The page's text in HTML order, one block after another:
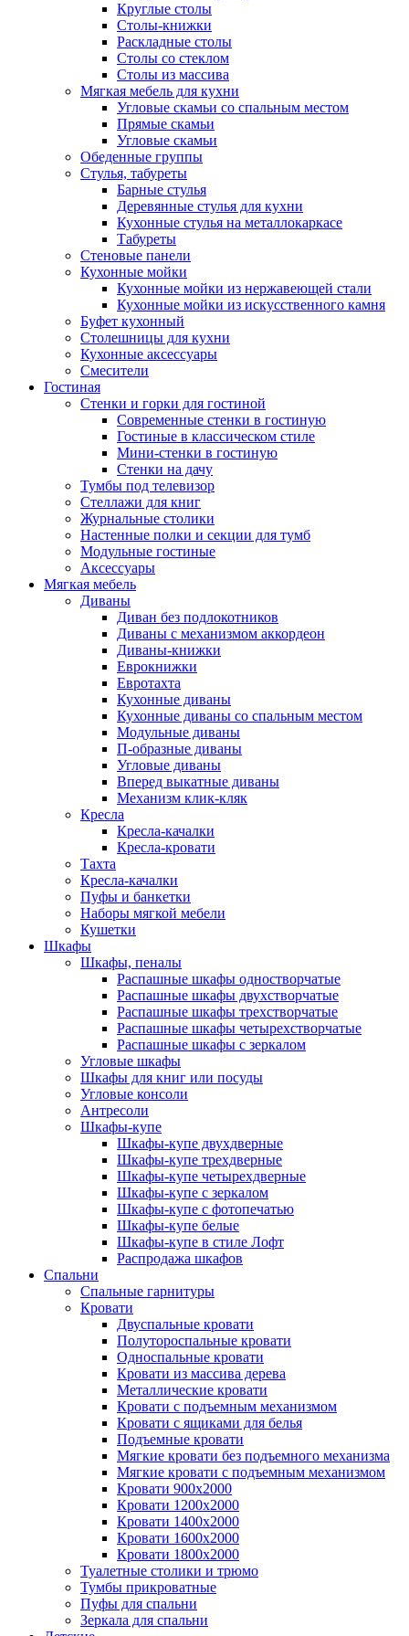
Круглые столы
Столы-книжки
Раскладные столы
Столы со стеклом
Столы из массива
Мягкая мебель для кухни
Угловые скамьи со спальным местом
Прямые скамьи
Угловые скамьи
Обеденные группы
Стулья, табуреты
Барные стулья
Деревянные стулья для кухни
Кухонные стулья на металлокаркасе
Табуреты
Стеновые панели
Кухонные мойки
Кухонные мойки из нержавеющей стали
Кухонные мойки из искусственного камня
Буфет кухонный
Столешницы для кухни
Кухонные аксессуары
Смесители
Гостиная
Стенки и горки для гостиной
Современные стенки в гостиную
Гостиные в классическом стиле
Мини-стенки в гостиную
Стенки на дачу
Тумбы под телевизор
Стеллажи для книг
Журнальные столики
Настенные полки и секции для тумб
Модульные гостиные
Аксессуары
Мягкая мебель
Диваны
Диван без подлокотников
Диваны с механизмом аккордеон
Диваны-книжки
Еврокнижки
Евротахта
Кухонные диваны
Кухонные диваны со спальным местом
Модульные диваны
П-образные диваны
Угловые диваны
Вперед выкатные диваны
Механизм клик-кляк
Кресла
Кресла-качалки
Кресла-кровати
Тахта
Кресла-качалки
Пуфы и банкетки
Наборы мягкой мебели
Кушетки
Шкафы
Шкафы, пеналы
Распашные шкафы одностворчатые
Распашные шкафы двухстворчатые
Распашные шкафы трехстворчатые
Распашные шкафы четырехстворчатые
Распашные шкафы с зеркалом
Угловые шкафы
Шкафы для книг или посуды
Угловые консоли
Антресоли
Шкафы-купе
Шкафы-купе двухдверные
Шкафы-купе трехдверные
Шкафы-купе четырехдверные
Шкафы-купе с зеркалом
Шкафы-купе с фотопечатью
Шкафы-купе белые
Шкафы-купе в стиле Лофт
Распродажа шкафов
Спальни
Спальные гарнитуры
Кровати
Двуспальные кровати
Полутороспальные кровати
Односпальные кровати
Кровати из массива дерева
Металлические кровати
Кровати с подъемным механизмом
Кровати с ящиками для белья
Подъемные кровати
Мягкие кровати без подъемного механизма
Мягкие кровати с подъемным механизмом
Кровати 900х2000
Кровати 1200х2000
Кровати 1400х2000
Кровати 1600х2000
Кровати 1800х2000
Туалетные столики и трюмо
Тумбы прикроватные
Пуфы для спальни
Зеркала для спальни